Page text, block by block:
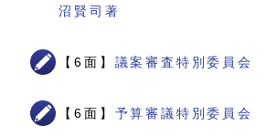
沼賢司著
【6面】 議案審査特別委員会
【6面】 予算審議特別委員会